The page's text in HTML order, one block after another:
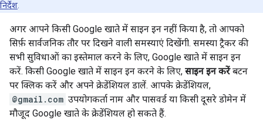
निर्देश
अगर आपने किसी Google खाते में साइन इन नहीं किया है, तो आपको
सिर्फ़ सार्वजनिक तौर पर दिखने वाली समस्याएं दिखेंगी. समस्या ट्रैकर की
सभी सुविधाओं का इस्तेमाल करने के लिए, Google खाते में साइन इन
करें. किसी Google खाते में साइन इन करने के लिए, साइन इन करेंबटन
पर क्लिक करें और अपने क्रेडेंशियल डालें. आपके क्रेडेंशियल,
@gmail.com उपयोगकर्ता नाम और पासवर्ड या किसी दूसरे डोमेन में
मौजूद Google खाते के क्रेडेंशियल हो सकते हैं.